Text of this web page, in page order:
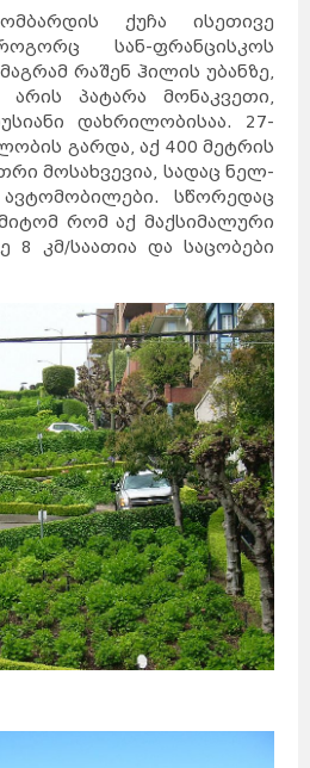
ქუჩა ისეთივე
სან-ფრანცისკოს
რაშენ ჰილის უბანზე,
პატარა მონაკვეთი,
დახრილობისაა. 27-
გარდა, აქ 400 მეტრის
მოსახვევია, სადაც ნელ-
სწორედაც
რომ აქ მაქსიმალური
8 კმ/საათია და საცობები